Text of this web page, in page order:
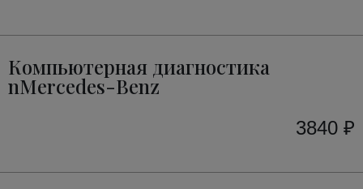
Компьютерная диагностика
nMercedes-Benz
3840 ₽